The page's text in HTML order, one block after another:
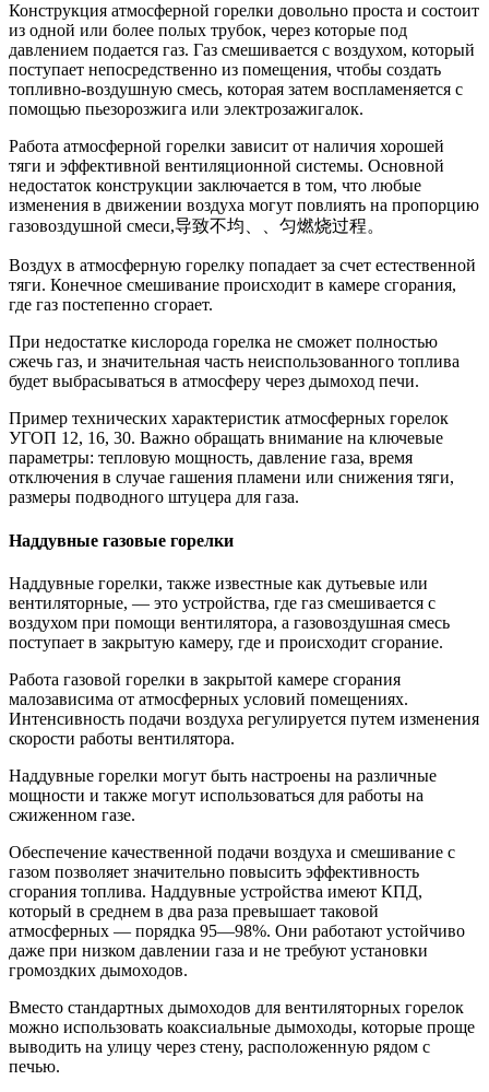
Конструкция атмосферной горелки довольно проста и состоит
из одной или более полых трубок, через которые под
давлением подается газ. Газ смешивается с воздухом, который
поступает непосредственно из помещения, чтобы создать
топливно-воздушную смесь, которая затем воспламеняется с
помощью пьезорозжига или электрозажигалок.
Работа атмосферной горелки зависит от наличия хорошей
тяги и эффективной вентиляционной системы. Основной
недостаток конструкции заключается в том, что любые
изменения в движении воздуха могут повлиять на пропорцию
газовоздушной смеси,导致不均、、匀燃烧过程。
Воздух в атмосферную горелку попадает за счет естественной
тяги. Конечное смешивание происходит в камере сгорания,
где газ постепенно сгорает.
При недостатке кислорода горелка не сможет полностью
сжечь газ, и значительная часть неиспользованного топлива
будет выбрасываться в атмосферу через дымоход печи.
Пример технических характеристик атмосферных горелок
УГОП 12, 16, 30. Важно обращать внимание на ключевые
параметры: тепловую мощность, давление газа, время
отключения в случае гашения пламени или снижения тяги,
размеры подводного штуцера для газа.
Наддувные газовые горелки
Наддувные горелки, также известные как дутьевые или
вентиляторные, — это устройства, где газ смешивается с
воздухом при помощи вентилятора, а газовоздушная смесь
поступает в закрытую камеру, где и происходит сгорание.
Работа газовой горелки в закрытой камере сгорания
малозависима от атмосферных условий помещениях.
Интенсивность подачи воздуха регулируется путем изменения
скорости работы вентилятора.
Наддувные горелки могут быть настроены на различные
мощности и также могут использоваться для работы на
сжиженном газе.
Обеспечение качественной подачи воздуха и смешивание с
газом позволяет значительно повысить эффективность
сгорания топлива. Наддувные устройства имеют КПД,
который в среднем в два раза превышает таковой
атмосферных — порядка 95—98%. Они работают устойчиво
даже при низком давлении газа и не требуют установки
громоздких дымоходов.
Вместо стандартных дымоходов для вентиляторных горелок
можно использовать коаксиальные дымоходы, которые проще
выводить на улицу через стену, расположенную рядом с
печью.